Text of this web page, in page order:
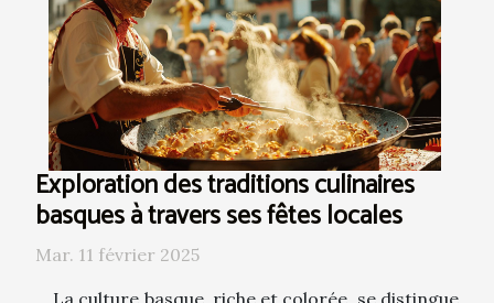
Exploration des traditions culinaires
basques à travers ses fêtes locales
Mar. 11 février 2025
La culture basque, riche et colorée, se distingue